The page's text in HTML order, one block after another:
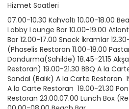
Hizmet Saatleri
07.00-10.30 Kahvaltı 10.00-18.00
Lobby Lounge Bar 10.00-19.00
Bar 12.00-17.00 Snack İkramlar
(Phaselis Restoran 11.00-18.00
Dondurma(Sahilde) 18.45-21.15
Restoran) 19.00-21.30 BBQ A la
Sandal (Balık) A la Carte Restoran
A la Carte Restoran 19.00-21.30
Restoran 23.00.07.00 Lunch Box